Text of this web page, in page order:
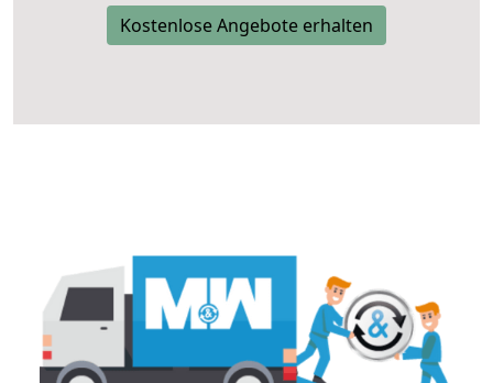
Kostenlose Angebote erhalten